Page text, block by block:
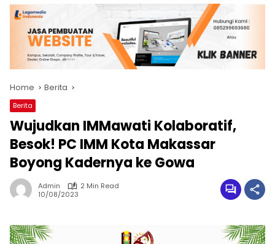
Home Berita
Berita
Wujudkan IMMawati Kolaboratif,
Besok! PC IMM Kota Makassar
Boyong Kadernya ke Gowa
Admin
2 Min Read
10/08/2023